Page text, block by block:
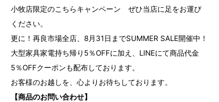
小牧店限定のこちらキャンペーン ぜひ当店に足をお運び
ください。
更に！再良市場全店、8月31日までSUMMER SALE開催中！
大型家具家電持ち帰り5％OFFに加え、LINEにて商品代金
5％OFFクーポンも配布しております。
お客様のお越しを、心よりお待ちしております。
【商品のお問い合わせ】